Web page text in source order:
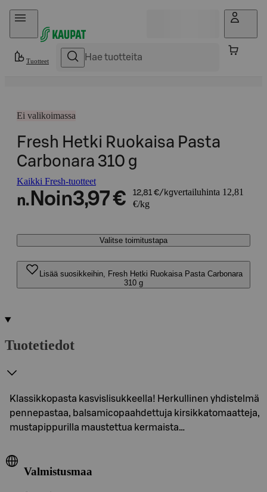
Hyppää sisältöön
Tuotteet
Ei valikoimassa
Fresh Hetki Ruokaisa Pasta
Carbonara 310 g
Kaikki Fresh-tuotteet
n. Noin3,97 € 12,81 €/kgvertailuhinta 12,81
€/kg
Valitse toimitustapa
Lisää suosikkeihin, Fresh Hetki Ruokaisa Pasta Carbonara
310 g
Tuotetiedot
Klassikkopasta kasvislisukkeella! Herkullinen yhdistelmä
pennepastaa, balsamicopaahdettuja kirsikkatomaatteja,
mustapippurilla maustettua kermaista…
Valmistusmaa